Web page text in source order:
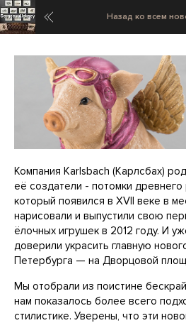
Предыдущая новость
Назад ко всем
Компания Karlsbach (Карлсбах)
её создатели - потомки древнего
который появился в XVII веке в
нарисовали и выпустили свою
ёлочных игрушек в 2012 году. И
доверили украсить главную
Петербурга — на Дворцовой
Мы отобрали из поистине
нам показалось более всего
стилистике. Уверены, что эти